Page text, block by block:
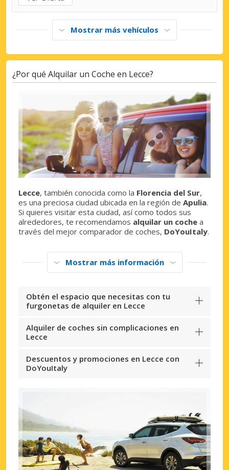
Mostrar más vehículos
¿Por qué Alquilar un Coche en Lecce?
Lecce, también conocida como la Florencia del Sur,
es una preciosa ciudad ubicada en la región de Apulia.
Si quieres visitar esta ciudad, así como todos sus
alrededores, te recomendamos alquilar un coche a
través del mejor comparador de coches, DoYouItaly.
Mostrar más información
Obtén el espacio que necesitas con tu
furgonetas de alquiler en Lecce
Alquiler de coches sin complicaciones en
Lecce
Descuentos y promociones en Lecce con
DoYouItaly